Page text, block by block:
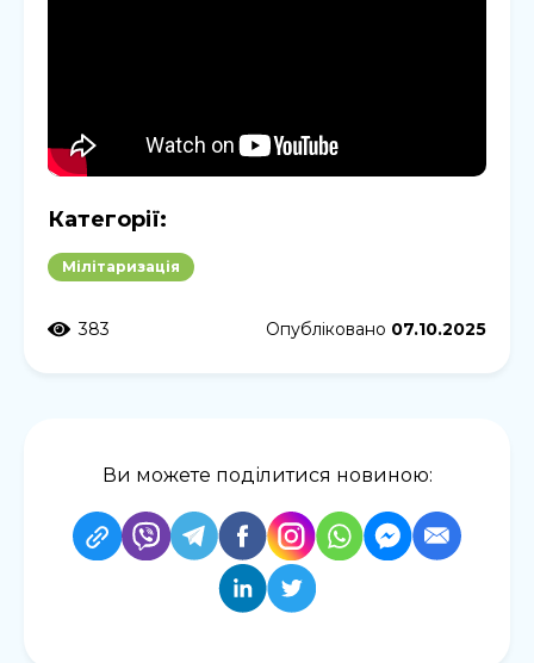
Категорії:
Мілітаризація
383 Опубліковано 07.10.2025
Ви можете поділитися новиною: